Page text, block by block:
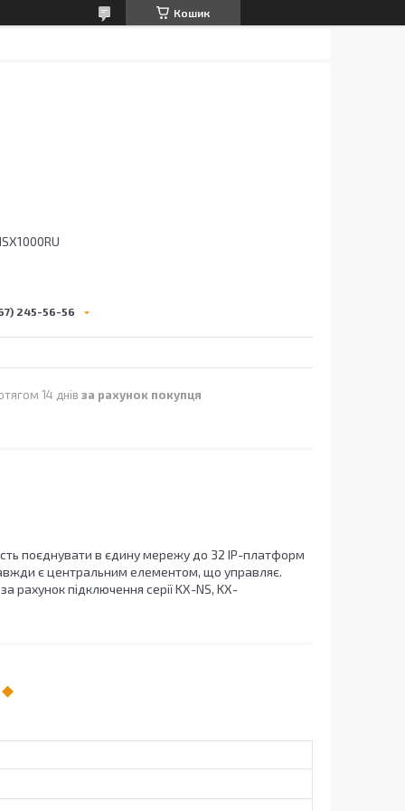
Кошик
245-56-56
14 днів за рахунок покупця
поєднувати в єдину мережу до 32 IP-платформ
є центральним елементом, що управляє.
рахунок підключення серії KX-NS, KX-